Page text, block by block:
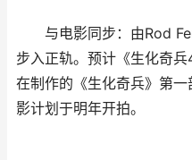
与电影同步：由Rod
步入正轨。预计《生化奇
在制作的《生化奇兵》第
影计划于明年开拍。